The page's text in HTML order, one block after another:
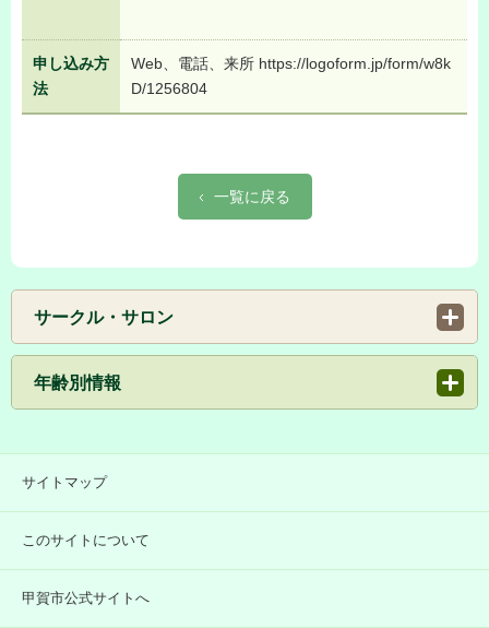
申し込み方
法
Web、電話、来所 https://logoform.jp/form/w8k
D/1256804
一覧に戻る
サークル・サロン
年齢別情報
サイトマップ
このサイトについて
甲賀市公式サイトへ